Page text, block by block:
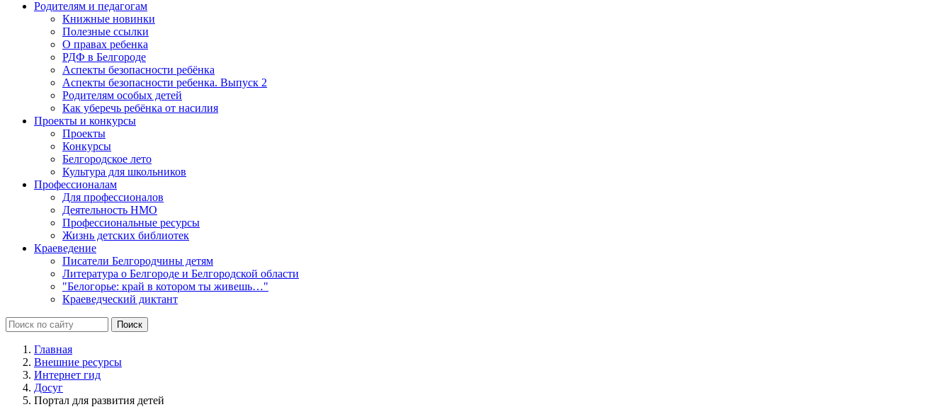
Родителям и педагогам
Книжные новинки
Полезные ссылки
О правах ребенка
РДФ в Белгороде
Аспекты безопасности ребёнка
Аспекты безопасности ребенка. Выпуск 2
Родителям особых детей
Как уберечь ребёнка от насилия
Проекты и конкурсы
Проекты
Конкурсы
Белгородское лето
Культура для школьников
Профессионалам
Для профессионалов
Деятельность НМО
Профессиональные ресурсы
Жизнь детских библиотек
Краеведение
Писатели Белгородчины детям
Литература о Белгороде и Белгородской области
"Белогорье: край в котором ты живешь…"
Краеведческий диктант
Главная
Внешние ресурсы
Интернет гид
Досуг
Портал для развития детей